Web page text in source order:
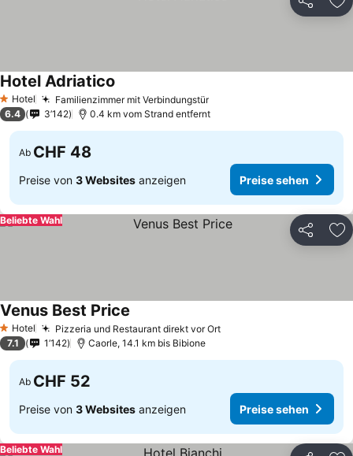
Teilen
1 Sterne
Hotel Familienzimmer mit Verbindungstür
Hotel Adriatico
6.4 3’142 0.4 km vom Strand entfernt
Ab CHF 48
Preise von 3 Websites anzeigen Preise sehen
Teilen
Beliebte Wahl
1 Sterne
Hotel Pizzeria und Restaurant direkt vor Ort
Venus Best Price
7.1 1’142 Caorle, 14.1 km bis Bibione
Ab CHF 52
Preise von 3 Websites anzeigen Preise sehen
Beliebte Wahl